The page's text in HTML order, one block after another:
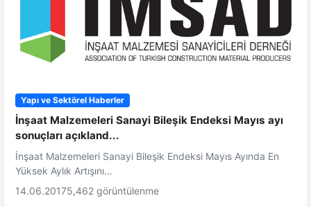
Yapı ve Sektörel Haberler
İnşaat Malzemeleri Sanayi Bileşik Endeksi Mayıs ayı
sonuçları açıkland...
İnşaat Malzemeleri Sanayi Bileşik Endeksi Mayıs Ayında En
Yüksek Aylık Artışını...
14.06.20175,462 görüntülenme